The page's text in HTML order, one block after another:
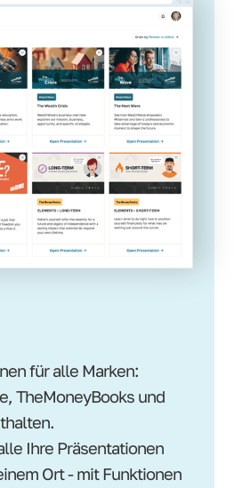
für alle Marken:
TheMoneyBooks und
Ihre Präsentationen
Ort - mit Funktionen